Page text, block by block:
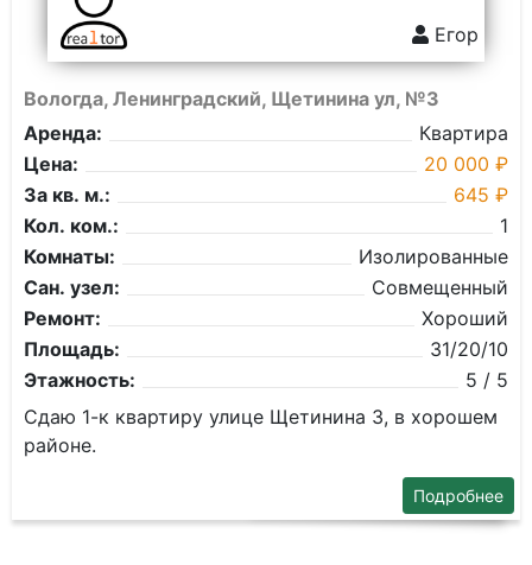
Егор
Вологда, Ленинградский, Щетинина ул, №3
Аренда:
Квартира
Цена:
20 000 ₽
За кв. м.:
645 ₽
Кол. ком.:
1
Комнаты:
Изолированные
Сан. узел:
Совмещенный
Ремонт:
Хороший
Площадь:
31/20/10
Этажность:
5 / 5
Сдаю 1-к квартиру улице Щетинина 3, в хорошем
районе.
Подробнее